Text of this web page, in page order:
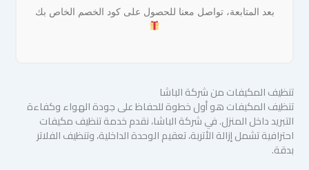
بعد المتابعة، تواصل معنا للحصول على كود الخصم الخاص بك
تنظيف المكيفات من شركة الباشا
تنظيف المكيفات هو أول خطوة للحفاظ على جودة الهواء وكفاءة
التبريد داخل المنزل. في شركة الباشا، نقدم خدمة تنظيف مكيفات
احترافية تشمل إزالة الأتربة، تعقيم الوحدة الداخلية، وتنظيف الفلاتر
بدقة.